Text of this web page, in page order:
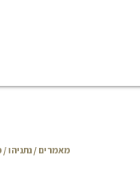
מאמרים / נתניהו /